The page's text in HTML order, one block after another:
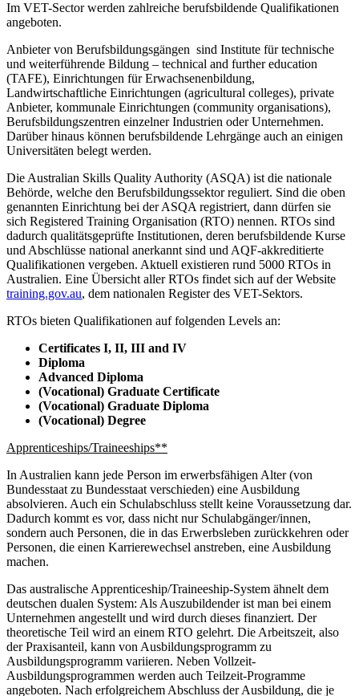
Im VET-Sector werden zahlreiche berufsbildende Qualifikationen
angeboten.
Anbieter von Berufsbildungsgängen sind Institute für technische
und weiterführende Bildung – technical and further education
(TAFE), Einrichtungen für Erwachsenenbildung,
Landwirtschaftliche Einrichtungen (agricultural colleges), private
Anbieter, kommunale Einrichtungen (community organisations),
Berufsbildungszentren einzelner Industrien oder Unternehmen.
Darüber hinaus können berufsbildende Lehrgänge auch an einigen
Universitäten belegt werden.
Die Australian Skills Quality Authority (ASQA) ist die nationale
Behörde, welche den Berufsbildungssektor reguliert. Sind die oben
genannten Einrichtung bei der ASQA registriert, dann dürfen sie
sich Registered Training Organisation (RTO) nennen. RTOs sind
dadurch qualitätsgeprüfte Institutionen, deren berufsbildende Kurse
und Abschlüsse national anerkannt sind und AQF-akkreditierte
Qualifikationen vergeben. Aktuell existieren rund 5000 RTOs in
Australien. Eine Übersicht aller RTOs findet sich auf der Website
training.gov.au, dem nationalen Register des VET-Sektors.
RTOs bieten Qualifikationen auf folgenden Levels an:
Certificates I, II, III and IV
Diploma
Advanced Diploma
(Vocational) Graduate Certificate
(Vocational) Graduate Diploma
(Vocational) Degree
Apprenticeships/Traineeships**
In Australien kann jede Person im erwerbsfähigen Alter (von
Bundesstaat zu Bundesstaat verschieden) eine Ausbildung
absolvieren. Auch ein Schulabschluss stellt keine Voraussetzung dar.
Dadurch kommt es vor, dass nicht nur Schulabgänger/innen,
sondern auch Personen, die in das Erwerbsleben zurückkehren oder
Personen, die einen Karrierewechsel anstreben, eine Ausbildung
machen.
Das australische Apprenticeship/Traineeship-System ähnelt dem
deutschen dualen System: Als Auszubildender ist man bei einem
Unternehmen angestellt und wird durch dieses finanziert. Der
theoretische Teil wird an einem RTO gelehrt. Die Arbeitszeit, also
der Praxisanteil, kann von Ausbildungsprogramm zu
Ausbildungsprogramm variieren. Neben Vollzeit-
Ausbildungsprogrammen werden auch Teilzeit-Programme
angeboten. Nach erfolgreichem Abschluss der Ausbildung, die je